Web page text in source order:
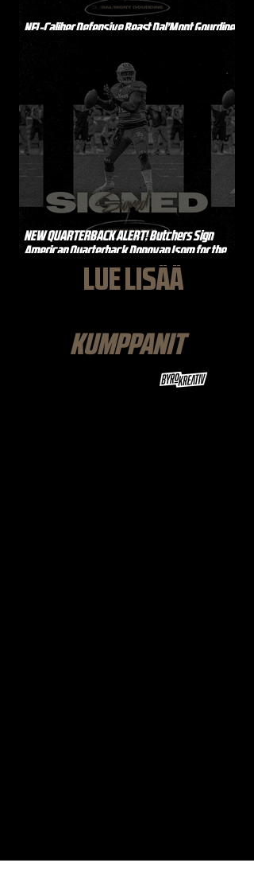
NFL-Caliber Defensive Beast Dal’Mont Gourdine
NEW QUARTERBACK ALERT! Butchers Sign
American Quarterback Donovan Isom for the
LUE LISÄÄ
KUMPPANIT